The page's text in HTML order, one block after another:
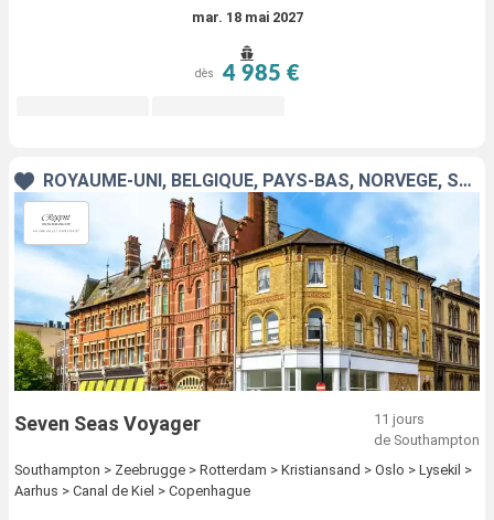
mar. 18 mai 2027
dès 4 985 €
ROYAUME-UNI, BELGIQUE, PAYS-BAS, NORVÈGE, SUÈDE, ALLEMAGNE, DANEMARK
Seven Seas Voyager
11 jours
de Southampton
Southampton > Zeebrugge > Rotterdam > Kristiansand > Oslo > Lysekil >
Aarhus > Canal de Kiel > Copenhague